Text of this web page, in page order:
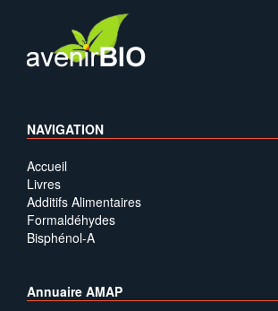
NAVIGATION
Accueil
Livres
Additifs Alimentaires
Formaldéhydes
Bisphénol-A
Annuaire AMAP